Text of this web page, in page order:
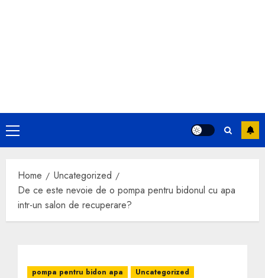
Primary
Menu
Home
Uncategorized
De ce este nevoie de o pompa pentru bidonul cu apa
intr-un salon de recuperare?
pompa pentru bidon apa Uncategorized